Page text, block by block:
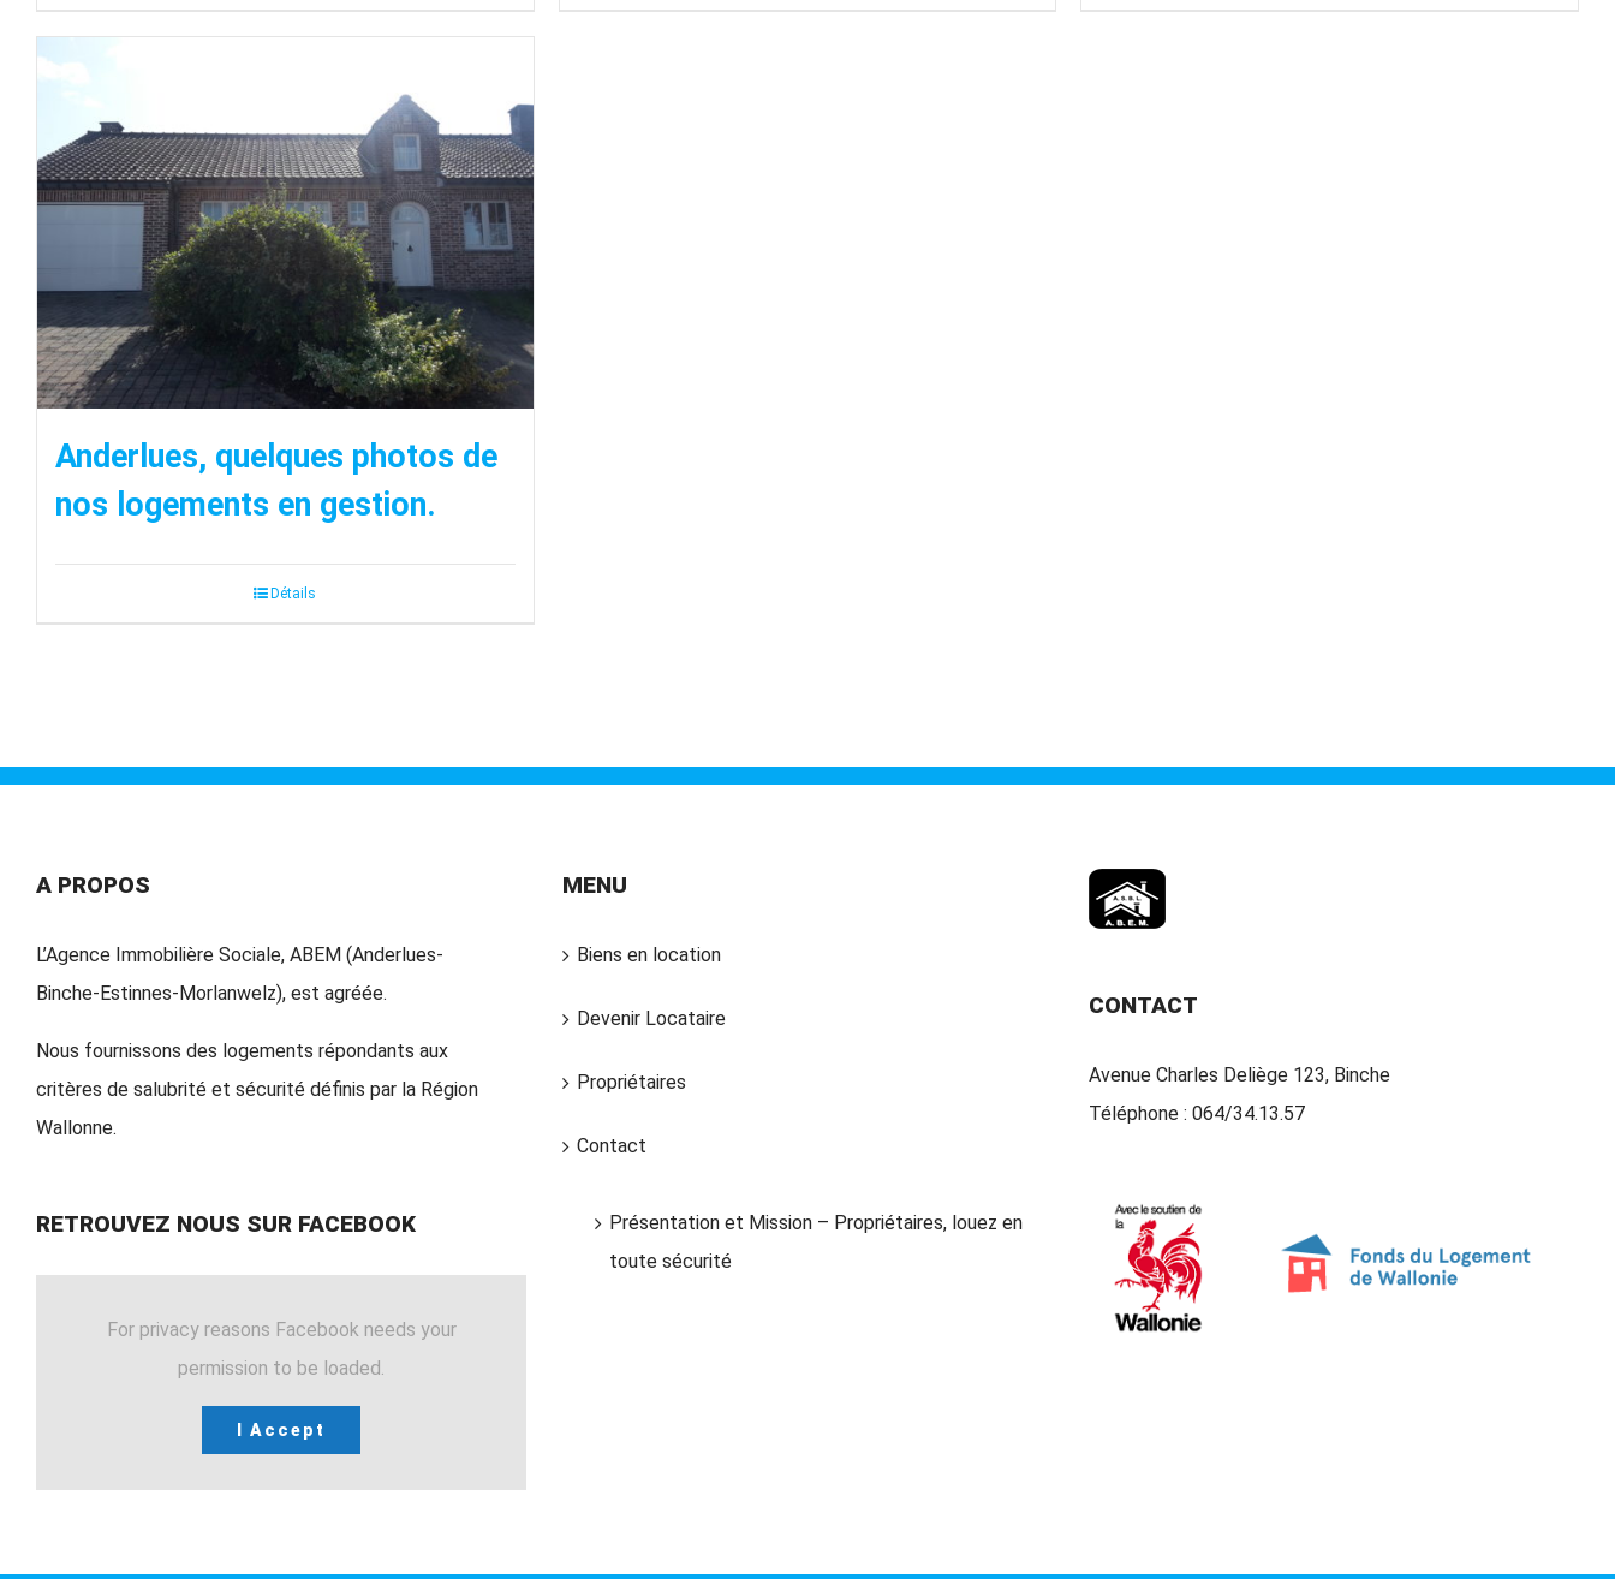
Anderlues, quelques photos de
nos logements en gestion.
Détails
A PROPOS
L’Agence Immobilière Sociale, ABEM (Anderlues-
Binche-Estinnes-Morlanwelz), est agréée.
Nous fournissons des logements répondants aux
critères de salubrité et sécurité définis par la Région
Wallonne.
RETROUVEZ NOUS SUR FACEBOOK
For privacy reasons Facebook needs your
permission to be loaded.
I Accept
MENU
Biens en location
Devenir Locataire
Propriétaires
Contact
Présentation et Mission – Propriétaires, louez en
toute sécurité
CONTACT
Avenue Charles Deliège 123, Binche
Téléphone : 064/34.13.57